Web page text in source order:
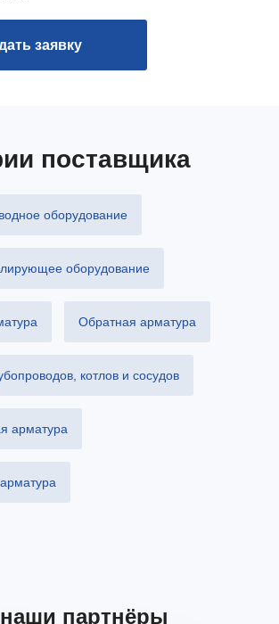
заявку
поставщика
оборудование
оборудование
Обратная арматура
котлов и сосудов
арматура
партнёры